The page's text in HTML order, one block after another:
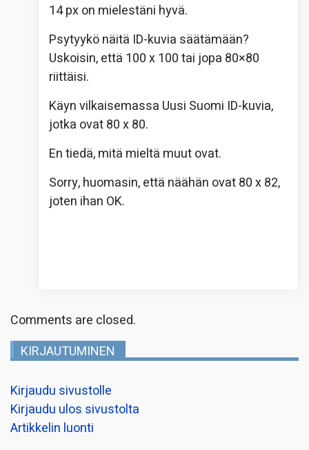
14 px on mielestäni hyvä.
Psytyykö näitä ID-kuvia säätämään?
Uskoisin, että 100 x 100 tai jopa 80×80
riittäisi.
Käyn vilkaisemassa Uusi Suomi ID-kuvia,
jotka ovat 80 x 80.
En tiedä, mitä mieltä muut ovat.
Sorry, huomasin, että näähän ovat 80 x 82,
joten ihan OK.
Comments are closed.
KIRJAUTUMINEN
Kirjaudu sivustolle
Kirjaudu ulos sivustolta
Artikkelin luonti